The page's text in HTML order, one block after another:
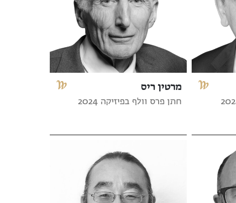
מרטין ריס
חתן פרס וולף בפיזיקה 2024